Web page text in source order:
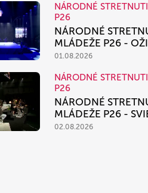
NÁRODNÉ
P26
NÁRODNÉ
MLÁDEŽE P26 - OŽI
01.08.2026
NÁRODNÉ
P26
NÁRODNÉ
MLÁDEŽE P26 -
02.08.2026